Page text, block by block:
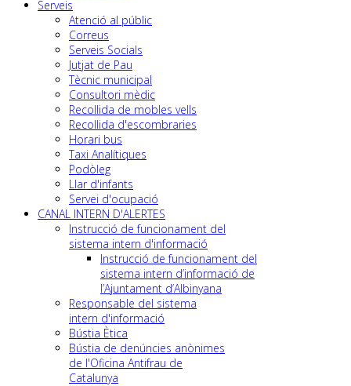
Serveis
Atenció al públic
Correus
Serveis Socials
Jutjat de Pau
Tècnic municipal
Consultori mèdic
Recollida de mobles vells
Recollida d'escombraries
Horari bus
Taxi Analítiques
Podòleg
Llar d'infants
Servei d'ocupació
CANAL INTERN D'ALERTES
Instrucció de funcionament del
sistema intern d'informació
Instrucció de funcionament del
sistema intern d’informació de
l’Ajuntament d’Albinyana
Responsable del sistema
intern d'informació
Bústia Ètica
Bústia de denúncies anònimes
de l'Oficina Antifrau de
Catalunya